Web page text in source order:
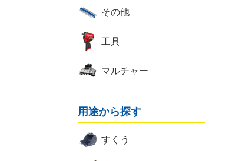
その他
工具
マルチャー
用途から探す
すくう